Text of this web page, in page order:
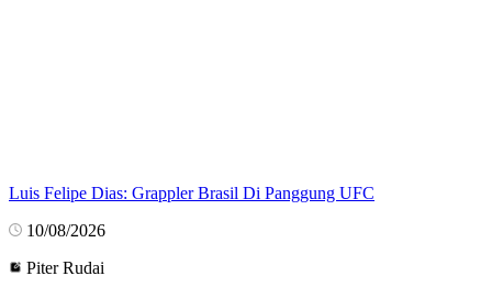
Luis Felipe Dias: Grappler Brasil Di Panggung UFC
10/08/2026
Piter Rudai